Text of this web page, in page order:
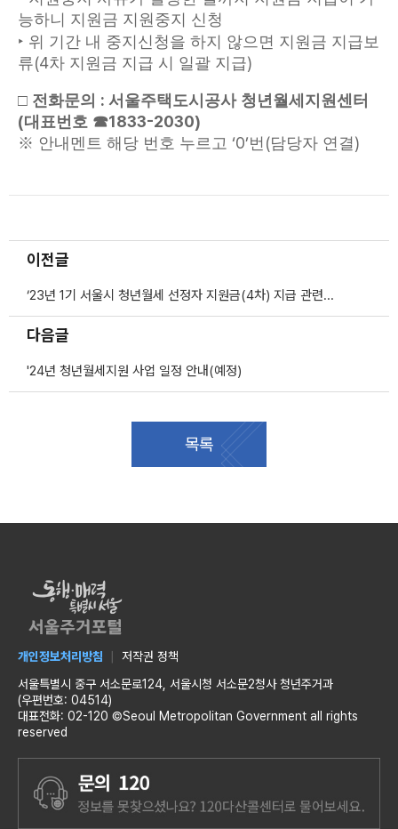
능하니 지원금 지원중지 신청
‣ 위 기간 내 중지신청을 하지 않으면 지원금 지급보
류(4차 지원금 지급 시 일괄 지급)
□ 전화문의 : 서울주택도시공사 청년월세지원센터
(대표번호 ☎1833-2030)
※ 안내멘트 해당 번호 누르고 ‘0’번 (담당자 연결 )
이전글
‘23년 1기 서울시 청년월세 선정자 지원금(4차) 지급 관련 안내입니다.
다음글
'24년 청년월세지원 사업 일정 안내(예정)
목록
개인정보처리방침
저작권 정책
서울특별시 중구 서소문로124, 서울시청 서소문2청사 청년주거과
(우편번호: 04514)
대표전화: 02-120 ©Seoul Metropolitan Government all rights
reserved